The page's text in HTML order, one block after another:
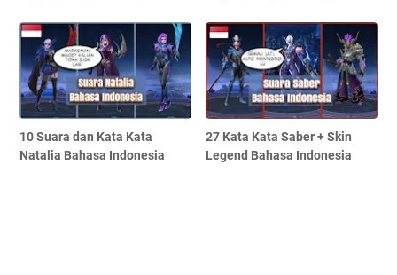
10 Suara dan Kata Kata
Natalia Bahasa Indonesia
27 Kata Kata Saber + Skin
Legend Bahasa Indonesia